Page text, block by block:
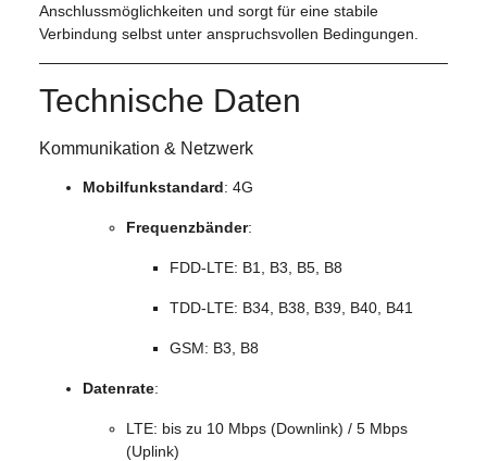
Anschlussmöglichkeiten und sorgt für eine stabile
Verbindung selbst unter anspruchsvollen Bedingungen.
Technische Daten
Kommunikation & Netzwerk
Mobilfunkstandard: 4G
Frequenzbänder:
FDD-LTE: B1, B3, B5, B8
TDD-LTE: B34, B38, B39, B40, B41
GSM: B3, B8
Datenrate:
LTE: bis zu 10 Mbps (Downlink) / 5 Mbps
(Uplink)